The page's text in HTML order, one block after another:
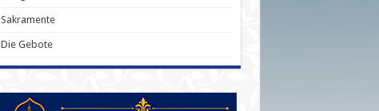
Sakramente
Die Gebote